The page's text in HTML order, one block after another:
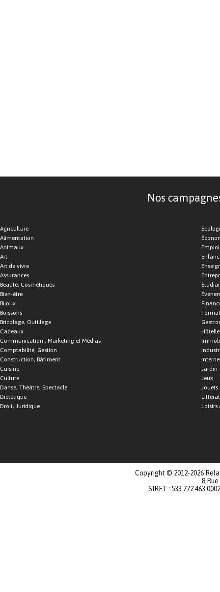
Nos
Agriculture
Alimentation
Animaux
Art
Art de vivre
Assurances
Beauté, Cosmétiques
Bien-être
Bijoux
Boissons
Bricolage, Outillage
Cadeaux
Communication , Marketing et Médias
Comptabilité, Gestion
Construction, Bâtiment
Cuisine
Culture
Danse, Théâtre, Spectacle
Diététique
Droit, Juridique
Emploi
Jardin
Jeux
Jouets
Loisirs
Copyright © 2012-2026
8
SIRET : 533 772 463